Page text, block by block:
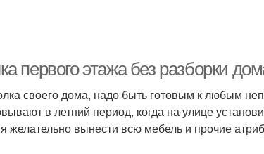
первого этажа без разборки
своего дома, надо быть готовым к любым
в летний период, когда на улице
желательно вынести всю мебель и прочие